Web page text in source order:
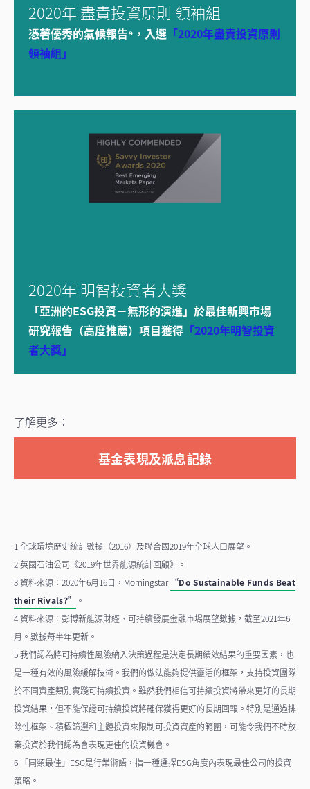
2020年 盡責投資原則 領袖組
憑著優秀的氣候報告⁹，入選 「2020年盡責投資原則
領袖組」
2020年 明智投資者大獎
「亞洲的ESG投資－無形的演進」於最佳新興市場
研究報告（高度推薦）項目獲得 「2020年明智投資
者大獎」
了解更多：
基金表現及派息記錄
1 全球環境歷史統計數據（2016）及聯合國2019年全球人口展望。
2 英國石油公司《2019年世界能源統計回顧》。
3 資料來源：2020年6月16日，Morningstar “Do Sustainable Funds Beat
their Rivals?”
。
4 資料來源：彭博新能源財經、可持續發展金融市場展望數據，截至2021年6
月。數據每半年更新。
5 我們認為將可持續性風險納入決策過程是決定長期績效結果的重要因素，也
是一種有效的風險緩解技術。我們的做法能夠提供靈活的框架，支持投資團隊
於不同資產類別實踐可持續投資。雖然我們相信可持續投資將帶來更好的長期
投資結果，但不能保證可持續投資將確保獲得更好的長期回報。特別是通過排
除性框架、積極篩選和主題投資來限制可投資資產的範圍，可能令我們不時放
棄投資於我們認為會表現更佳的投資機會。
6 「同類最佳」ESG是行業術語，指一種選擇ESG角度內表現最佳公司的投資
策略。